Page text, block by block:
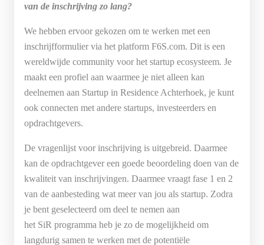
van de inschrijving zo lang?
We hebben ervoor gekozen om te werken met een
inschrijfformulier via het platform F6S.com. Dit is een
wereldwijde community voor het startup ecosysteem. Je
maakt een profiel aan waarmee je niet alleen kan
deelnemen aan Startup in Residence Achterhoek, je kunt
ook connecten met andere startups, investeerders en
opdrachtgevers.
De vragenlijst voor inschrijving is uitgebreid. Daarmee
kan de opdrachtgever een goede beoordeling doen van de
kwaliteit van inschrijvingen. Daarmee vraagt fase 1 en 2
van de aanbesteding wat meer van jou als startup. Zodra
je bent geselecteerd om deel te nemen aan
het SiR programma heb je zo de mogelijkheid om
langdurig samen te werken met de potentiële